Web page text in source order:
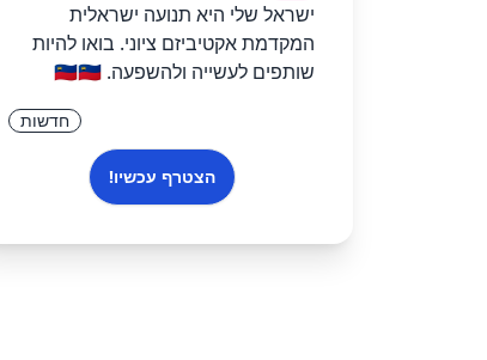
ישראל שלי היא תנועה ישראלית
המקדמת אקטיביזם ציוני. בואו להיות
שותפים לעשייה ולהשפעה. ⁦🇮🇱⁩⁦🇮🇱⁩
חדשות
הצטרף עכשיו!